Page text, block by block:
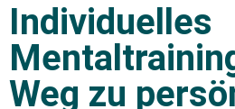
Individuelles
Weg zu